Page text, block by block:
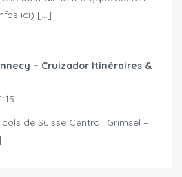
ici) […]
– Cruizador Itinéraires &
de Suisse Central: Grimsel –